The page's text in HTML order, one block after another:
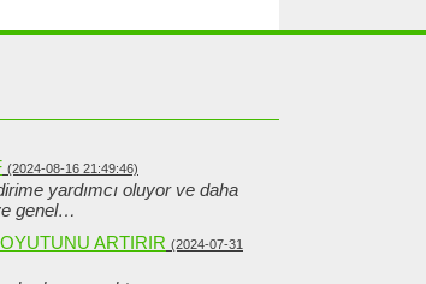
(2024-08-16 21:49:46)
yardımcı oluyor ve daha
genel…
ARTIRIR (2024-07-31